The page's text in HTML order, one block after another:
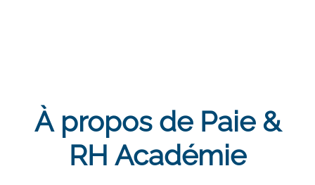
À propos de Paie &
RH Académie